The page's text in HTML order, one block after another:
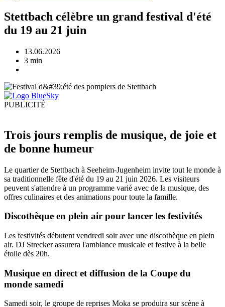
Stettbach célèbre un grand festival d'été
du 19 au 21 juin
13.06.2026
3 min
PUBLICITÉ
Trois jours remplis de musique, de joie et
de bonne humeur
Le quartier de Stettbach à Seeheim-Jugenheim invite tout le monde à
sa traditionnelle fête d'été du 19 au 21 juin 2026. Les visiteurs
peuvent s'attendre à un programme varié avec de la musique, des
offres culinaires et des animations pour toute la famille.
Discothèque en plein air pour lancer les festivités
Les festivités débutent vendredi soir avec une discothèque en plein
air. DJ Strecker assurera l'ambiance musicale et festive à la belle
étoile dès 20h.
Musique en direct et diffusion de la Coupe du
monde samedi
Samedi soir, le groupe de reprises Moka se produira sur scène à